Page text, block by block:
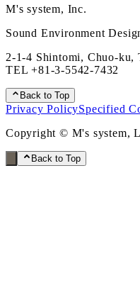
M's system, Inc.
Sound Environment
2-1-4 Shintomi, Chuo-ku,
TEL+81-3-5542-7432
Back to Top
Privacy PolicySpecified
Copyright © M's system,
Back to Top